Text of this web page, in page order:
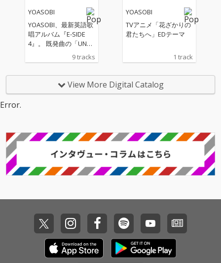
プロジェクト「Project:
MEMORY CARD」楽曲
「PLAYERS」、映画
ニメ『ウィッチウォッ
『ポケットモンスター
らないまま、それで
「New me」、 NHK
マソング「HEART BEA
て」、そして初めての
テレビ新・水10ドラマ
『もしもこの世が舞台
なら、楽屋はどこにあ
るのだろう』主題歌
「劇上」を収録。
YOASOBI
YOASOBI、最新英語歌
唱アルバム『E-SIDE
4』。 既発曲の「UNDE
e!」、「New me」に
AT」の英語バージョン
を収録。また、TVアニ
ィング曲「BABY」の英
9 tracks
YOASOBI
TVアニメ「花ざかりの
君たちへ」EDテーマ
1 track
View More Digital Catalog
Error.